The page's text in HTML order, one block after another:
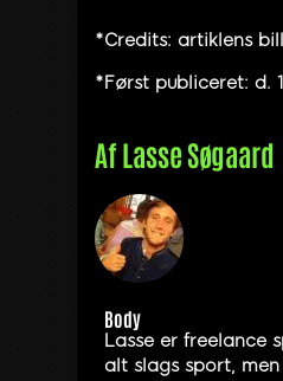
*Credits: artiklens
*Først publiceret: d.
AfLasse Søgaard
Body
Lasse er freelance
alt slags sport,